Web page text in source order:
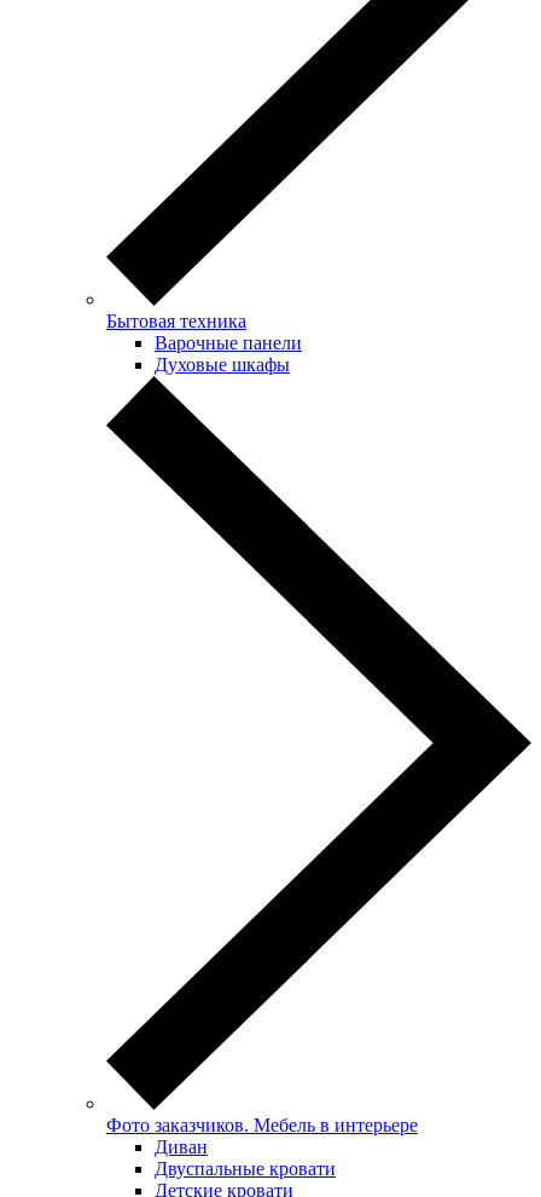
Бытовая техника
Варочные панели
Духовые шкафы
Фото заказчиков. Мебель в интерьере
Диван
Двуспальные кровати
Детские кровати